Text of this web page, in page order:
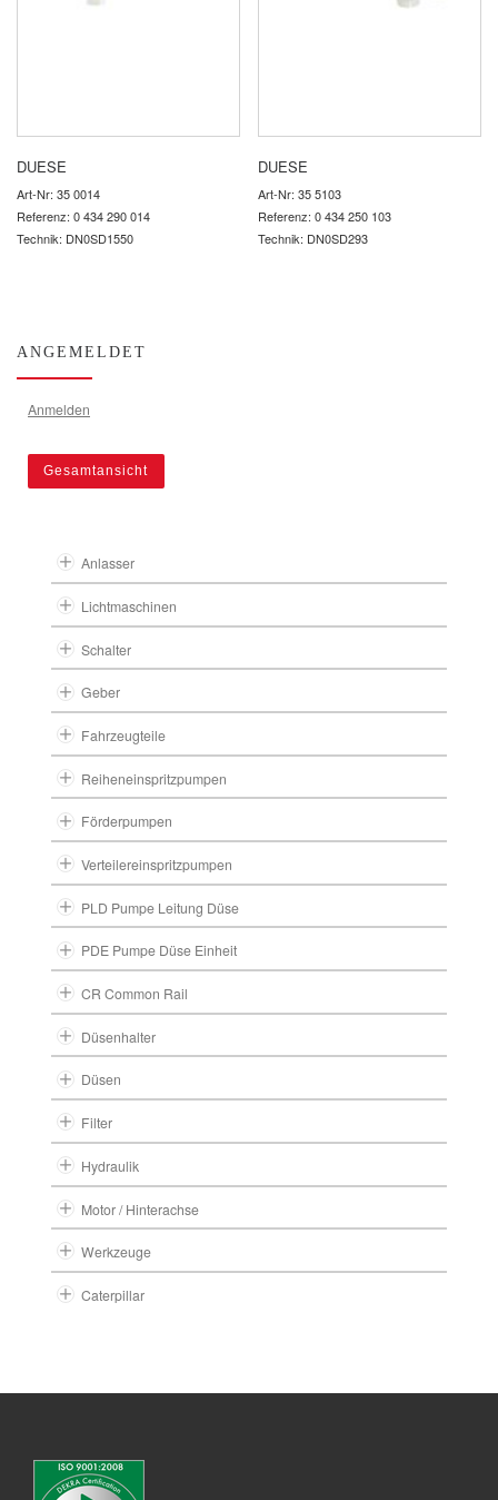
DUESE
Art-Nr: 35 0014
Referenz: 0 434 290 014
Technik: DN0SD1550
DUESE
Art-Nr: 35 5103
Referenz: 0 434 250 103
Technik: DN0SD293
ANGEMELDET
Anmelden
Gesamtansicht
Anlasser
Lichtmaschinen
Schalter
Geber
Fahrzeugteile
Reiheneinspritzpumpen
Förderpumpen
Verteilereinspritzpumpen
PLD Pumpe Leitung Düse
PDE Pumpe Düse Einheit
CR Common Rail
Düsenhalter
Düsen
Filter
Hydraulik
Motor / Hinterachse
Werkzeuge
Caterpillar